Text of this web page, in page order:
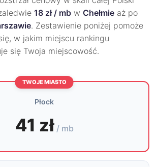
18 zł / mb w Chełmie aż po
. Zestawienie poniżej pomoże
w jakim miejscu rankingu
się Twoja miejscowość.
TWOJE MIASTO
Płock
41 zł / mb